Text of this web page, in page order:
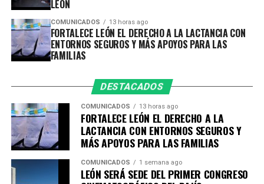
persistencia de la vida. La muestra cuenta con la
curaduría de Raúl Sangrador.
Estas muestras podrán disfrutarse sin costo, gracias al
programa Pásale Gratis. La permanencia de “Neo
“Objetos de Indagación” y “Daisies, Emilies and Lilies”
tendrán más tiempo de poder visitarse, siendo el 18 de
enero 2026 el último día de exposición.
Con este ciclo, el Instituto Cultural de León consolida su
compromiso con el fomento, la promoción y el acceso a
los derechos culturales, acercando al público a
LEÓN
COMUNICADOS 13 horas ago
FORTALECE LEÓN EL DERECHO A LA LACTANCIA CON
ENTORNOS SEGUROS Y MÁS APOYOS PARA LAS
FAMILIAS
DESTACADOS
COMUNICADOS 13 horas ago
FORTALECE LEÓN EL DERECHO A LA
LACTANCIA CON ENTORNOS SEGUROS Y
MÁS APOYOS PARA LAS FAMILIAS
COMUNICADOS 1 semana ago
LEÓN SERÁ SEDE DEL PRIMER CONGRESO